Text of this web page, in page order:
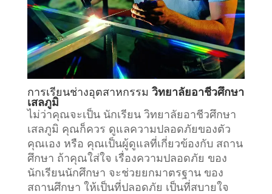
การเรียนช่างอุตสาหกรรม วิทยาลัยอาชีวศึกษา
เสลภูมิ
ไม่ว่าคุณจะเป็น นักเรียน วิทยาลัยอาชีวศึกษา
เสลภูมิ คุณก็ควร ดูแลความปลอดภัยของตัว
คุณเอง หรือ คุณเป็นผู้ดูแลที่เกี่ยวข้องกับ สถาน
ศึกษา ถ้าคุณใส่ใจ เรื่องความปลอดภัย ของ
นักเรียนนักศึกษา จะช่วยยกมาตรฐาน ของ
สถานศึกษา ให้เป็นที่ปลอดภัย เป็นที่สบายใจ